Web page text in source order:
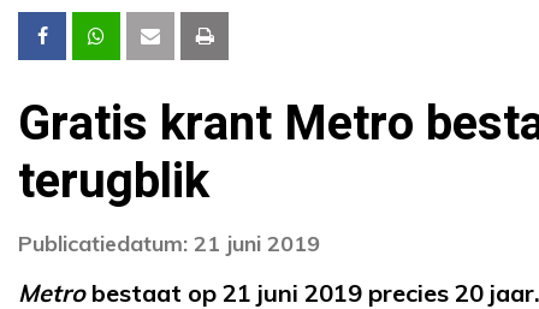
Gratis krant Metro
terugblik
Publicatiedatum: 21 juni 2019
Metrobestaat op 21 juni 2019 precies 20